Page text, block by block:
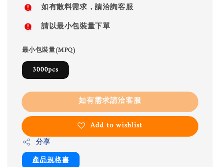
如有散料需求，請洽詢客服
請以最小包裝量下單
最小包裝量(MPQ)
3000pcs
如有需求請洽客服
Add to wishlist
分享
產品規格書